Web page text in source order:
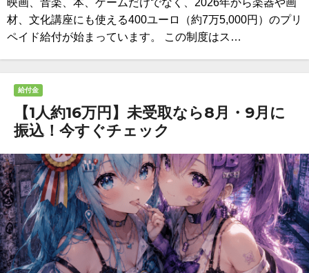
映画、音楽、本、ゲームだけでなく、2026年から楽器や画
材、文化講座にも使える400ユーロ（約7万5,000円）のプリ
ペイド給付が始まっています。 この制度はス…
給付金
【1人約16万円】未受取なら8月・9月に
振込！今すぐチェック